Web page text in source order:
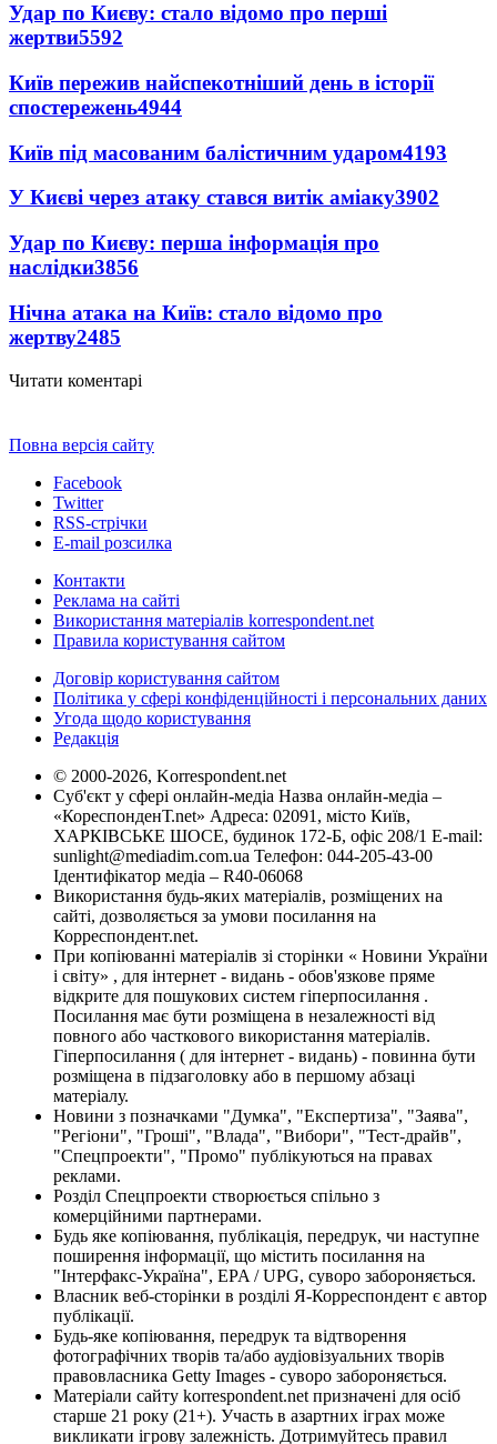
Удар по Києву: стало відомо про перші
жертви5592
Київ пережив найспекотніший день в історії
спостережень4944
Київ під масованим балістичним ударом4193
У Києві через атаку стався витік аміаку3902
Удар по Києву: перша інформація про
наслідки3856
Нічна атака на Київ: стало відомо про
жертву2485
Читати коментарі
Повна версія сайту
Facebook
Twitter
RSS-стрічки
E-mail розсилка
Контакти
Реклама на сайті
Використання матеріалів korrespondent.net
Правила користування сайтом
Договір користування сайтом
Політика у сфері конфіденційності і персональних даних
Угода щодо користування
Редакція
© 2000-2026, Korrespondent.net
Суб'єкт у сфері онлайн-медіа Назва онлайн-медіа –
«КореспонденТ.net» Адреса: 02091, місто Київ,
ХАРКІВСЬКЕ ШОСЕ, будинок 172-Б, офіс 208/1 E-mail:
sunlight@mediadim.com.ua Телефон: 044-205-43-00
Ідентифікатор медіа – R40-06068
Використання будь-яких матеріалів, розміщених на
сайті, дозволяється за умови посилання на
Корреспондент.net.
При копіюванні матеріалів зі сторінки « Новини України
і світу» , для інтернет - видань - обов'язкове пряме
відкрите для пошукових систем гіперпосилання .
Посилання має бути розміщена в незалежності від
повного або часткового використання матеріалів.
Гіперпосилання ( для інтернет - видань) - повинна бути
розміщена в підзаголовку або в першому абзаці
матеріалу.
Новини з позначками "Думка", "Експертиза", "Заява",
"Регіони", "Гроші", "Влада", "Вибори", "Тест-драйв",
"Спецпроекти", "Промо" публікуються на правах
реклами.
Розділ Спецпроекти створюється спільно з
комерційними партнерами.
Будь яке копіювання, публікація, передрук, чи наступне
поширення інформації, що містить посилання на
"Інтерфакс-Україна", EPA / UPG, суворо забороняється.
Власник веб-сторінки в розділі Я-Корреспондент є автор
публікації.
Будь-яке копіювання, передрук та відтворення
фотографічних творів та/або аудіовізуальних творів
правовласника Getty Images - суворо забороняється.
Матеріали сайту korrespondent.net призначені для осіб
старше 21 року (21+). Участь в азартних іграх може
викликати ігрову залежність. Дотримуйтесь правил